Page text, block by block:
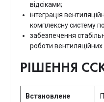
відсіками;
інтеграція
комплексну систему
забезпечення
роботи вентиляційних
РІШЕННЯ
Встановлене